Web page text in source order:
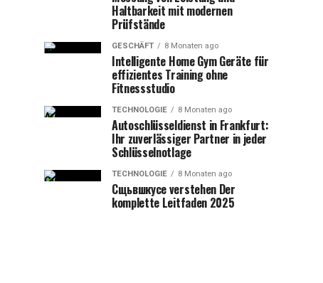
Haltbarkeit mit modernen
Prüfstände
GESCHÄFT 8 Monaten ago
Intelligente Home Gym Geräte für
effizientes Training ohne
Fitnessstudio
TECHNOLOGIE 8 Monaten ago
Autoschlüsseldienst in Frankfurt:
Ihr zuverlässiger Partner in jeder
Schlüsselnotlage
TECHNOLOGIE 8 Monaten ago
Сщьвшкусе verstehen Der
komplette Leitfaden 2025